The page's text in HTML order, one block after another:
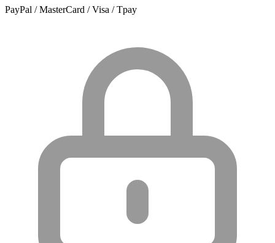
PayPal / MasterCard / Visa / Tpay